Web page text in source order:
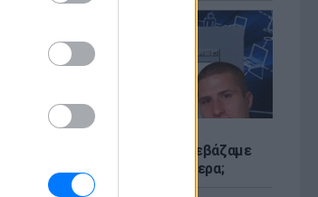
Έφτιαξαν το Napster που κατεβάζαμε
μουσική - Πού βρίσκονται σήμερα;